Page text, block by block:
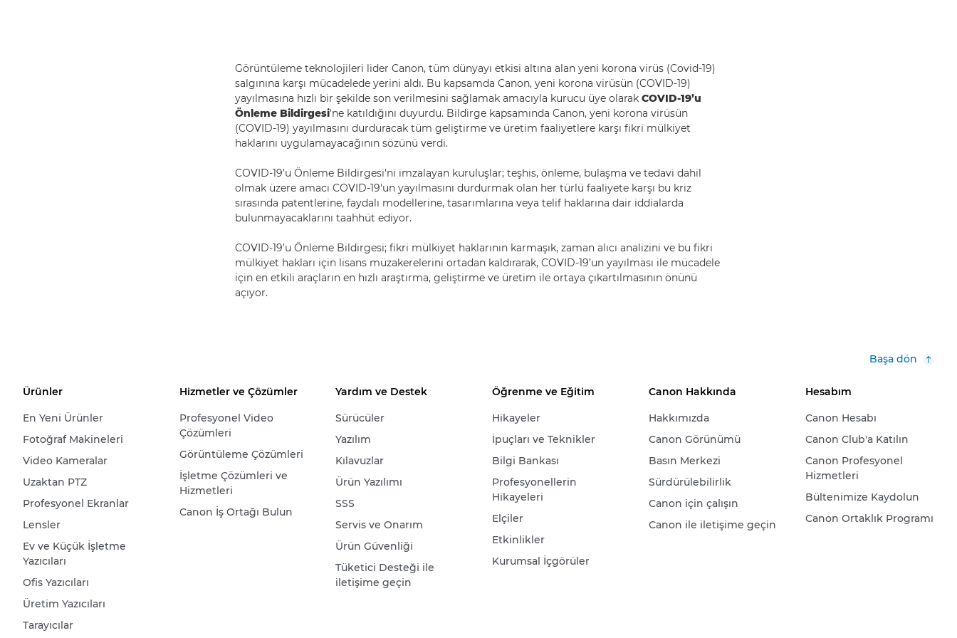
Görüntüleme teknolojileri lider Canon, tüm dünyayı etkisi altına alan yeni korona virüs (Covid-19)
salgınına karşı mücadelede yerini aldı. Bu kapsamda Canon, yeni korona virüsün (COVID-19)
yayılmasına hızlı bir şekilde son verilmesini sağlamak amacıyla kurucu üye olarak COVID-19’u
Önleme Bildirgesi'ne katıldığını duyurdu. Bildirge kapsamında Canon, yeni korona virüsün
(COVID-19) yayılmasını durduracak tüm geliştirme ve üretim faaliyetlere karşı fikri mülkiyet
haklarını uygulamayacağının sözünü verdi.
COVID-19’u Önleme Bildirgesi'ni imzalayan kuruluşlar; teşhis, önleme, bulaşma ve tedavi dahil
olmak üzere amacı COVID-19'un yayılmasını durdurmak olan her türlü faaliyete karşı bu kriz
sırasında patentlerine, faydalı modellerine, tasarımlarına veya telif haklarına dair iddialarda
bulunmayacaklarını taahhüt ediyor.
COVID-19’u Önleme Bildirgesi; fikri mülkiyet haklarının karmaşık, zaman alıcı analizini ve bu fikri
mülkiyet hakları için lisans müzakerelerini ortadan kaldırarak, COVID-19’un yayılması ile mücadele
için en etkili araçların en hızlı araştırma, geliştirme ve üretim ile ortaya çıkartılmasının önünü
açıyor.
Başa dön
Ürünler
En Yeni Ürünler
Fotoğraf Makineleri
Video Kameralar
Uzaktan PTZ
Profesyonel Ekranlar
Lensler
Ev ve Küçük İşletme
Yazıcıları
Ofis Yazıcıları
Üretim Yazıcıları
Tarayıcılar
Hizmetler ve Çözümler
Profesyonel Video
Çözümleri
Görüntüleme Çözümleri
İşletme Çözümleri ve
Hizmetleri
Canon İş Ortağı Bulun
Yardım ve Destek
Sürücüler
Yazılım
Kılavuzlar
Ürün Yazılımı
SSS
Servis ve Onarım
Ürün Güvenliği
Tüketici Desteği ile
iletişime geçin
Öğrenme ve Eğitim
Hikayeler
İpuçları ve Teknikler
Bilgi Bankası
Profesyonellerin
Hikayeleri
Elçiler
Etkinlikler
Kurumsal İçgörüler
Canon Hakkında
Hakkımızda
Canon Görünümü
Basın Merkezi
Sürdürülebilirlik
Canon için çalışın
Canon ile iletişime geçin
Hesabım
Canon Hesabı
Canon Club'a Katılın
Canon Profesyonel
Hizmetleri
Bültenimize Kaydolun
Canon Ortaklık Programı